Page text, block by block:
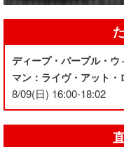
ディープ・パープル・ウ
マン：ライヴ・アット
8/09(日) 16:00-18:02